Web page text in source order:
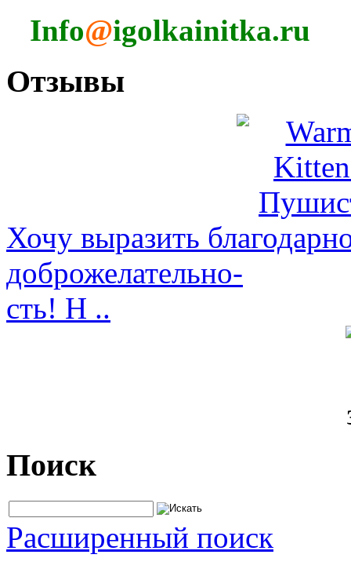
Info@igolkainitka.ru
Отзывы
Хочу выразить
доброжелательно-
сть! Н ..
Поиск
Расширенный поиск